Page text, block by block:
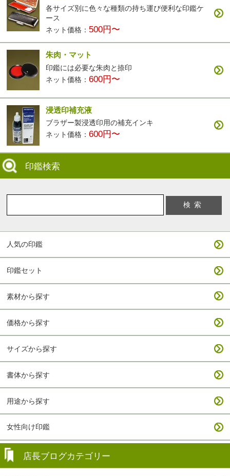
各サイズ別に色々な種類の持ち運び便利な印鑑ケ
ース
ネット価格： 500円〜
朱肉・マット
印鑑には必要な朱肉と捺印
ネット価格：600円〜
浸透印補充液
ブラザー製浸透印用の補充インキ
ネット価格：600円〜
印鑑検索
人気の印鑑
印鑑セット
素材から探す
価格から探す
サイズから探す
書体から探す
用途から探す
女性向け印鑑
店長ブログカテゴリー